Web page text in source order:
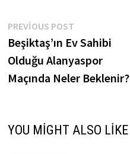
Yazı
gezinmesi
PREVIOUS POSTPrevious
post:
Beşiktaş’ın Ev Sahibi
Olduğu Alanyaspor
Maçında Neler Beklenir?
YOU MIGHT ALSO LIKE